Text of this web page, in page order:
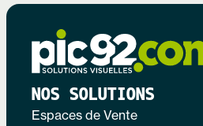
NOS SOLUTIONS
Espaces de Vente